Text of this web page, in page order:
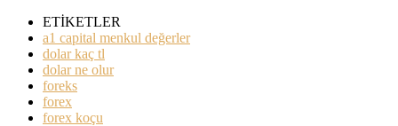
ETİKETLER
a1 capital menkul değerler
dolar kaç tl
dolar ne olur
foreks
forex
forex koçu